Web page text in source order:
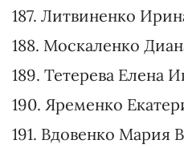
175. Федосова
176. Еськов Алексей
177. Витикач Виталий
178. Капустянский
179. Хомич Игорь